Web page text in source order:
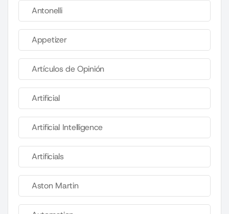
Antonelli
Appetizer
Artículos de Opinión
Artificial
Artificial Intelligence
Artificials
Aston Martin